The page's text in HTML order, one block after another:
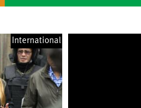
Histoire
International